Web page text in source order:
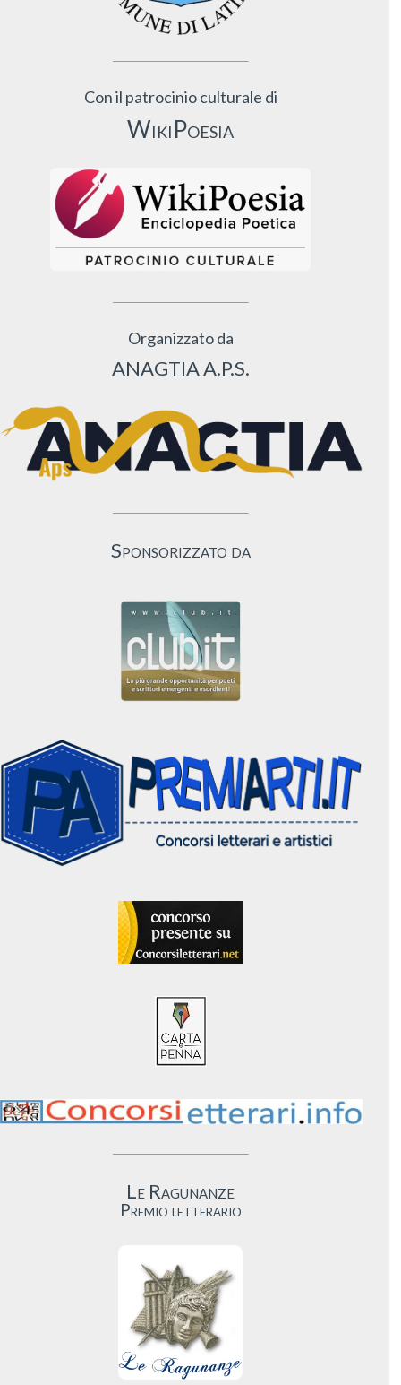
Con il patrocinio culturale di
WikiPoesia
Organizzato da
ANAGTIA A.P.S.
Sponsorizzato da
Le Ragunanze
Premio letterario